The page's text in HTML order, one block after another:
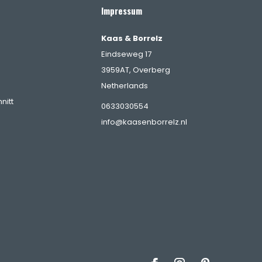
Impressum
Kaas & Borrelz
Eindseweg 17
3959AT, Overberg
Netherlands
0633030554
info@kaasenborrelz.nl